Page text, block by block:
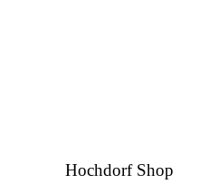
Hochdorf Shop